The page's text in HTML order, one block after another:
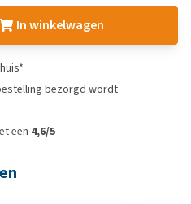
In winkelwagen
bezorgd wordt
een 4,6/5